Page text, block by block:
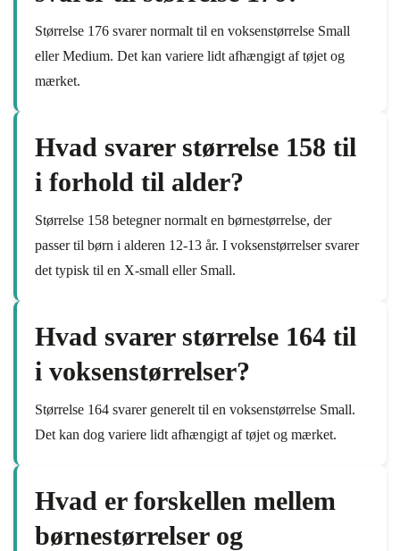
Størrelse 176 svarer normalt til en voksenstørrelse Small
eller Medium. Det kan variere lidt afhængigt af tøjet og
mærket.
Hvad svarer størrelse 158 til
i forhold til alder?
Størrelse 158 betegner normalt en børnestørrelse, der
passer til børn i alderen 12-13 år. I voksenstørrelser svarer
det typisk til en X-small eller Small.
Hvad svarer størrelse 164 til
i voksenstørrelser?
Størrelse 164 svarer generelt til en voksenstørrelse Small.
Det kan dog variere lidt afhængigt af tøjet og mærket.
Hvad er forskellen mellem
børnestørrelser og